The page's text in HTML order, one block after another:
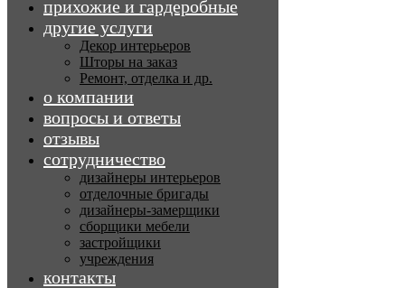
прихожие и гардеробные
другие услуги
Декор интерьеров
Шторы на заказ
Ремонт, отделка и др.
о компании
вопросы и ответы
отзывы
сотрудничество
дизайнеры интерьеров
отделочные бригады
дизайнеры-замерщики
сборщики мебели
застройщики
учреждения
контакты